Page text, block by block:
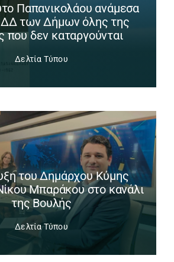
Παπανικολάου ανάμεσα
των Δήμων όλης της
που δεν καταργούνται
Δελτία Τύπου
του Δημάρχου Κύμης
Μπαράκου στο κανάλι
της Βουλής
Δελτία Τύπου